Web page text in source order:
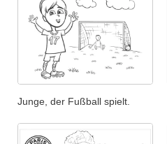
Junge, der Fußball spielt.